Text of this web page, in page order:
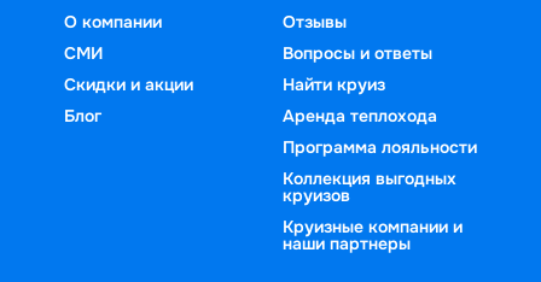
О компании
СМИ
Скидки и акции
Блог
Отзывы
Вопросы и ответы
Найти круиз
Аренда теплохода
Программа лояльности
Коллекция выгодных
круизов
Круизные компании и
наши партнеры